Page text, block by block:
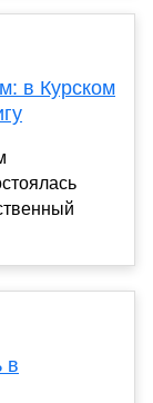
в Курском
в